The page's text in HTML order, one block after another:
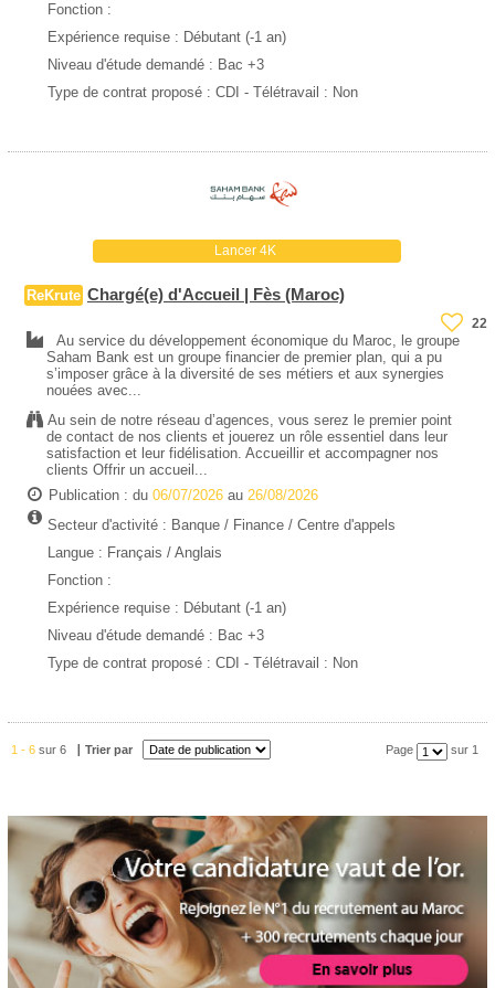
Fonction :
Expérience requise : Débutant (-1 an)
Niveau d'étude demandé : Bac +3
Type de contrat proposé : CDI - Télétravail : Non
Lancer 4K
ReKrute Chargé(e) d'Accueil | Fès (Maroc)
22
Au service du développement économique du Maroc, le groupe
Saham Bank est un groupe financier de premier plan, qui a pu
s’imposer grâce à la diversité de ses métiers et aux synergies
nouées avec...
Au sein de notre réseau d’agences, vous serez le premier point
de contact de nos clients et jouerez un rôle essentiel dans leur
satisfaction et leur fidélisation. Accueillir et accompagner nos
clients Offrir un accueil...
Publication : du 06/07/2026 au 26/08/2026
Secteur d'activité : Banque / Finance / Centre d'appels
Langue : Français / Anglais
Fonction :
Expérience requise : Débutant (-1 an)
Niveau d'étude demandé : Bac +3
Type de contrat proposé : CDI - Télétravail : Non
1 - 6 sur 6 Trier par Page sur 1